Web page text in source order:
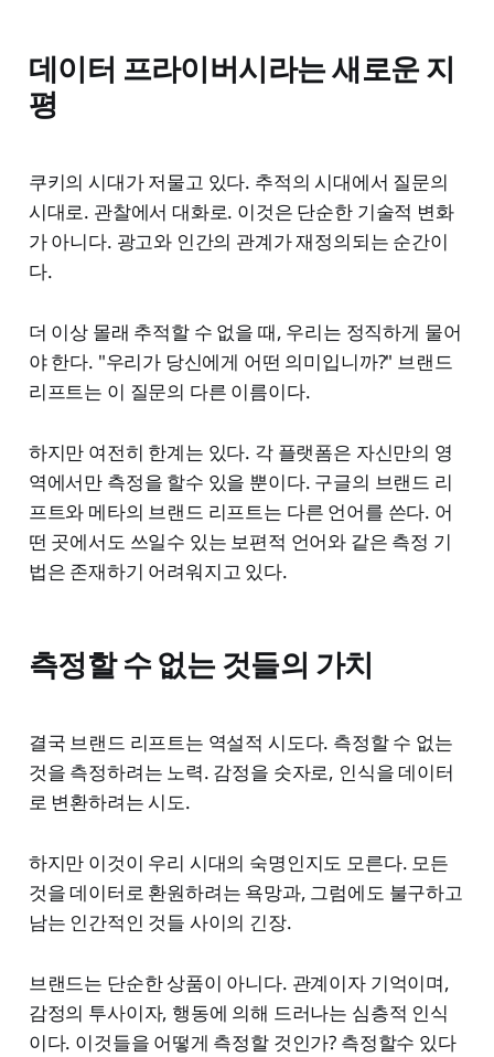
데이터 프라이버시라는 새로운 지
평
쿠키의 시대가 저물고 있다. 추적의 시대에서 질문의
시대로. 관찰에서 대화로. 이것은 단순한 기술적 변화
가 아니다. 광고와 인간의 관계가 재정의되는 순간이
다.
더 이상 몰래 추적할 수 없을 때, 우리는 정직하게 물어
야 한다. "우리가 당신에게 어떤 의미입니까?" 브랜드
리프트는 이 질문의 다른 이름이다.
하지만 여전히 한계는 있다. 각 플랫폼은 자신만의 영
역에서만 측정을 할수 있을 뿐이다. 구글의 브랜드 리
프트와 메타의 브랜드 리프트는 다른 언어를 쓴다. 어
떤 곳에서도 쓰일수 있는 보편적 언어와 같은 측정 기
법은 존재하기 어려워지고 있다.
측정할 수 없는 것들의 가치
결국 브랜드 리프트는 역설적 시도다. 측정할 수 없는
것을 측정하려는 노력. 감정을 숫자로, 인식을 데이터
로 변환하려는 시도.
하지만 이것이 우리 시대의 숙명인지도 모른다. 모든
것을 데이터로 환원하려는 욕망과, 그럼에도 불구하고
남는 인간적인 것들 사이의 긴장.
브랜드는 단순한 상품이 아니다. 관계이자 기억이며,
감정의 투사이자, 행동에 의해 드러나는 심층적 인식
이다. 이것들을 어떻게 측정할 것인가? 측정할수 있다